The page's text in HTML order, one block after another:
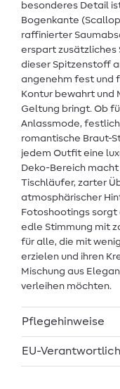
besonderes Detail
Bogenkante
raffinierter
erspart zusätzliches
dieser Spitzenstoff
angenehm fest und
Kontur bewahrt und
Geltung bringt. Ob
Anlassmode,
romantische Braut-
jedem Outfit eine
Deko-Bereich
Tischläufer, zarter
atmosphärischer
Fotoshootings sorgt
edle Stimmung mit
für alle, die mit
erzielen und ihren
Mischung aus
verleihen möchten.
Pflegehinweise
EU-